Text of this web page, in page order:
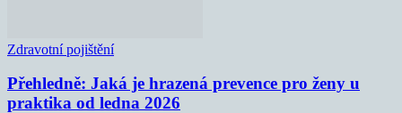
Zdravotní pojištění
Přehledně: Jaká je hrazená prevence pro ženy u
praktika od ledna 2026